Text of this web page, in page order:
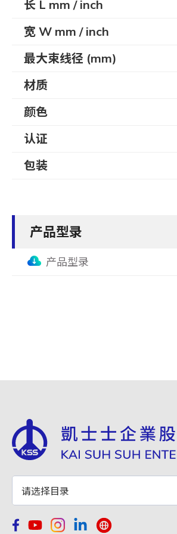
长 L mm / inch
宽 W mm / inch
最大束线径 (mm)
材质
颜色
认证
包装
产品型录
产品型录